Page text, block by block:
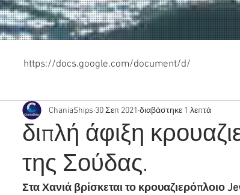
https://docs.google.com/document/d/
διπλή άφιξη
της Σούδας.
ChaniaShips 30 Σεπ 2021 διαβάστηκε 1 λεπτά
Στα Χανιά βρίσκεται το κρουαζιερόπλοιο